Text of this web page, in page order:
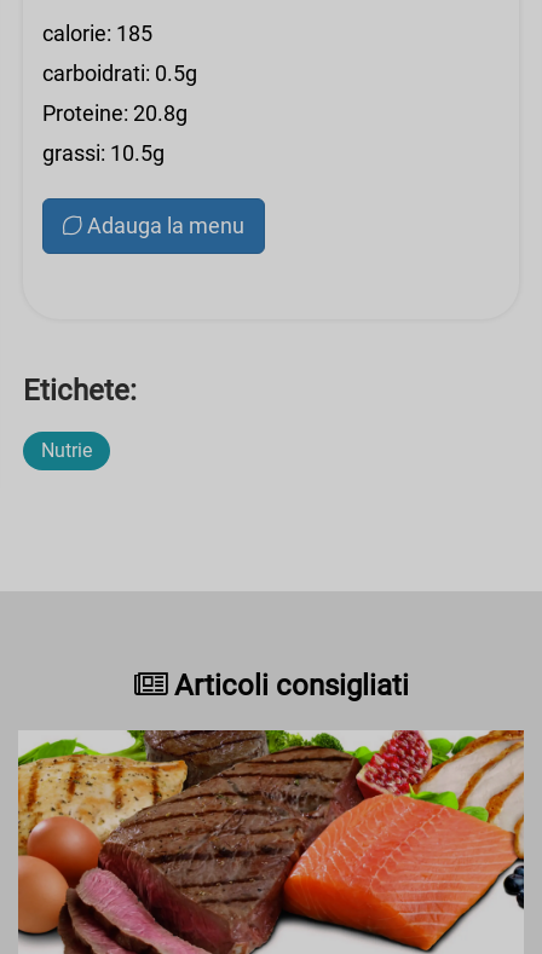
calorie: 185
carboidrati: 0.5g
Proteine: 20.8g
grassi: 10.5g
Adauga la menu
Etichete:
Nutrie
Articoli consigliati